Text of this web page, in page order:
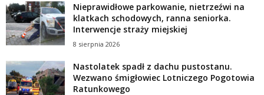
Nieprawidłowe parkowanie, nietrzeźwi na
klatkach schodowych, ranna seniorka.
Interwencje straży miejskiej
8 sierpnia 2026
Nastolatek spadł z dachu pustostanu.
Wezwano śmigłowiec Lotniczego Pogotowia
Ratunkowego